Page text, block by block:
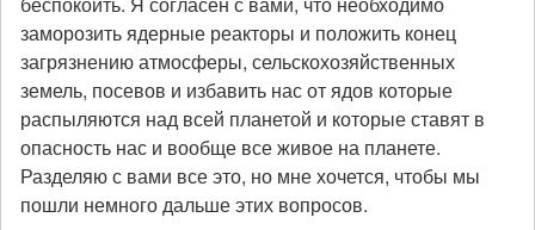
заморозить ядерные реакторы и положить конец
загрязнению атмосферы, сельскохозяйственных
земель, посевов и избавить нас от ядов которые
распыляются над всей планетой и которые ставят в
опасность нас и вообще все живое на планете.
Разделяю с вами все это, но мне хочется, чтобы мы
пошли немного дальше этих вопросов.